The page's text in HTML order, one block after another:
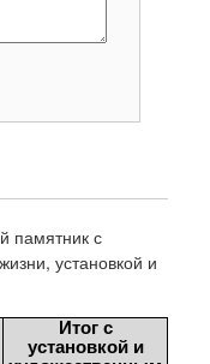
памятник с
установкой и
Итог с
установкой и